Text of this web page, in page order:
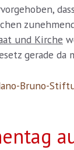
und Kirche
gerade
Bruno-